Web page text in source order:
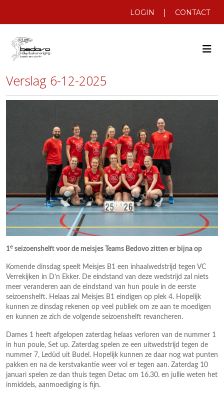
CONTACT
|
LOGIN
Verslag 6-12-2025
1e seizoenshelft voor de meisjes Teams Bedovo zitten er bijna op
Komende dinsdag speelt Meisjes B1 een inhaalwedstrijd tegen VC
Verrekijken in D’n Ekker. De eindstand van deze wedstrijd zal niets
meer veranderen aan de eindstand van hun poule in de eerste
seizoenshelft. Helaas zal Meisjes B1 eindigen op plek 4. Hopelijk
kunnen ze dinsdag rekenen op veel publiek om ze aan te moedigen
en kunnen ze zich de volgende seizoenshelft revancheren.
Dames 1 heeft afgelopen zaterdag helaas verloren van de nummer 1
in hun poule, Set up. Zaterdag spelen ze een uitwedstrijd tegen de
nummer 7, Ledûd uit Budel. Hopelijk kunnen ze daar nog wat punten
pakken en na de kerstvakantie weer vol er tegen aan. Zaterdag 10
januari spelen ze dan thuis tegen Detac om 16.30. en jullie weten het
inmiddels, aanmoediging is fijn.